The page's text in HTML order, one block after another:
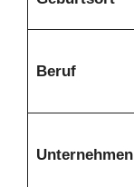
Beruf
Unternehmen